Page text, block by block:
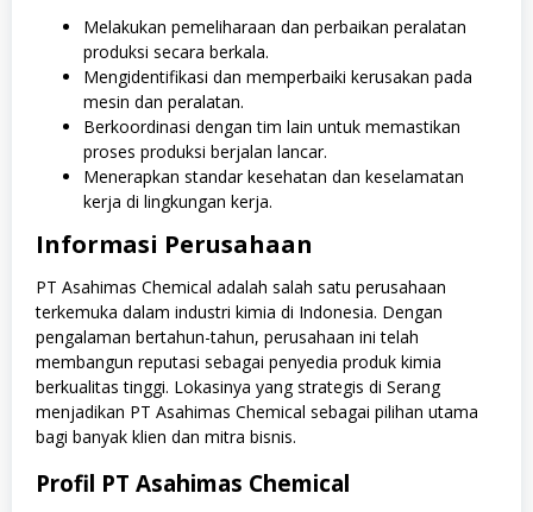
Melakukan pemeliharaan dan perbaikan peralatan
produksi secara berkala.
Mengidentifikasi dan memperbaiki kerusakan pada
mesin dan peralatan.
Berkoordinasi dengan tim lain untuk memastikan
proses produksi berjalan lancar.
Menerapkan standar kesehatan dan keselamatan
kerja di lingkungan kerja.
Informasi Perusahaan
PT Asahimas Chemical adalah salah satu perusahaan
terkemuka dalam industri kimia di Indonesia. Dengan
pengalaman bertahun-tahun, perusahaan ini telah
membangun reputasi sebagai penyedia produk kimia
berkualitas tinggi. Lokasinya yang strategis di Serang
menjadikan PT Asahimas Chemical sebagai pilihan utama
bagi banyak klien dan mitra bisnis.
Profil PT Asahimas Chemical